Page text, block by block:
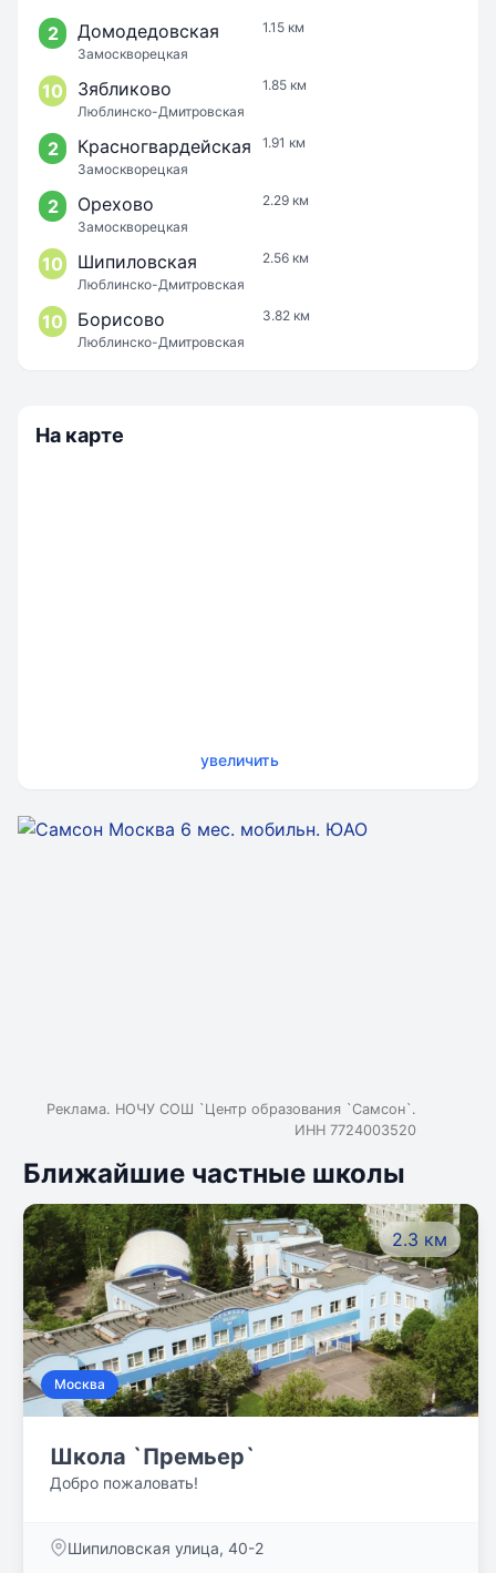
2 Домодедовская
Замоскворецкая
1.15 км
10 Зябликово
Люблинско-Дмитровская
1.85 км
2 Красногвардейская
Замоскворецкая
1.91 км
2 Орехово
Замоскворецкая
2.29 км
10 Шипиловская
Люблинско-Дмитровская
2.56 км
10 Борисово
Люблинско-Дмитровская
3.82 км
На карте
увеличить
Реклама. НОЧУ СОШ `Центр образования `Самсон`.
ИНН 7724003520
Ближайшие частные школы
2.3 км
Москва
Школа `Премьер`
Добро пожаловать!
Шипиловская улица, 40-2